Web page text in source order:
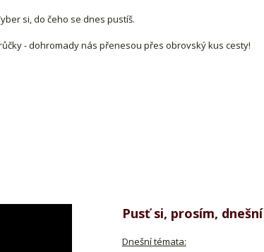
si, do čeho se dnes pustíš.
- dohromady nás přenesou přes obrovský kus cesty!
Pusť si, prosím, dnešní
Dnešní témata: